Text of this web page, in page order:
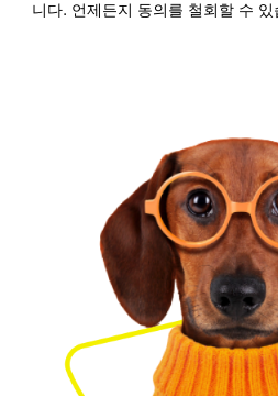
니다. 언제든지 동의를 철회할 수 있